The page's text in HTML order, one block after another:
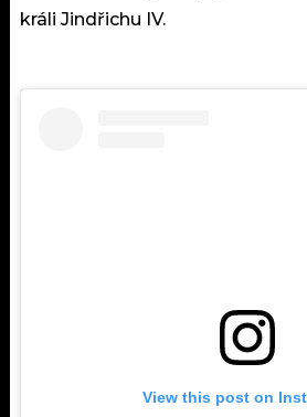
králi Jindřichu IV.
View this post on